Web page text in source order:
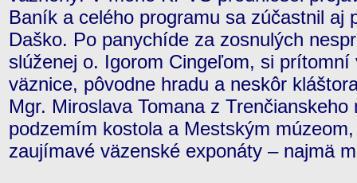
Baník a celého programu sa zúčastnil aj
Daško. Po panychíde za zosnulých
slúženej o. Igorom Cingeľom, si prítomní
väznice, pôvodne hradu a neskôr
Mgr. Miroslava Tomana z
podzemím kostola a Mestským
zaujímavé väzenské exponáty – najmä